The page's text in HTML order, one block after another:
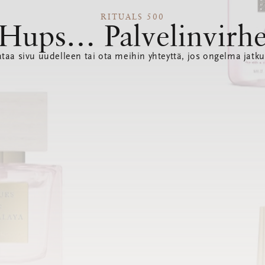
RITUALS 500
sivu uudelleen tai ota meihin yhteyttä, jos ongelma